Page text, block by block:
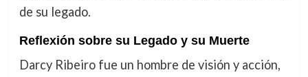
de su legado.
Reflexión sobre su Legado y su Muerte
Darcy Ribeiro fue un hombre de visión y acción,